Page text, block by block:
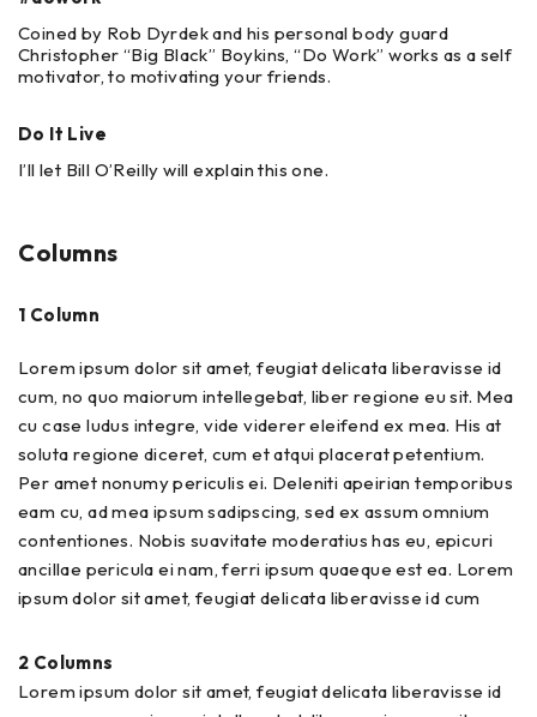
Coined by Rob Dyrdek and his personal body guard
Christopher “Big Black” Boykins, “Do Work” works as a self
motivator, to motivating your friends.
Do It Live
I’ll let Bill O’Reilly willexplain this one.
Columns
1 Column
Lorem ipsum dolor sit amet, feugiat delicata liberavisse id
cum, no quo maiorum intellegebat, liber regione eu sit. Mea
cu case ludus integre, vide viderer eleifend ex mea. His at
soluta regione diceret, cum et atqui placerat petentium.
Per amet nonumy periculis ei. Deleniti apeirian temporibus
eam cu, ad mea ipsum sadipscing, sed ex assum omnium
contentiones. Nobis suavitate moderatius has eu, epicuri
ancillae pericula ei nam, ferri ipsum quaeque est ea. Lorem
ipsum dolor sit amet, feugiat delicata liberavisse id cum
2 Columns
Lorem ipsum dolor sit amet, feugiat delicata liberavisse id